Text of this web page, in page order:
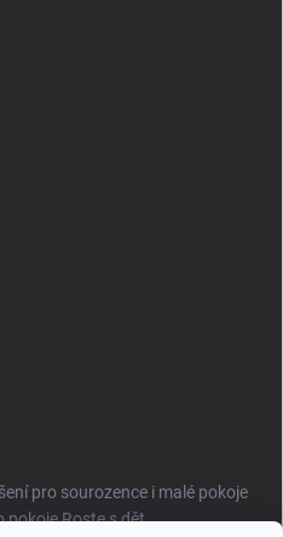
pro sourozence i malé pokoje
pokoje Roste s dět...